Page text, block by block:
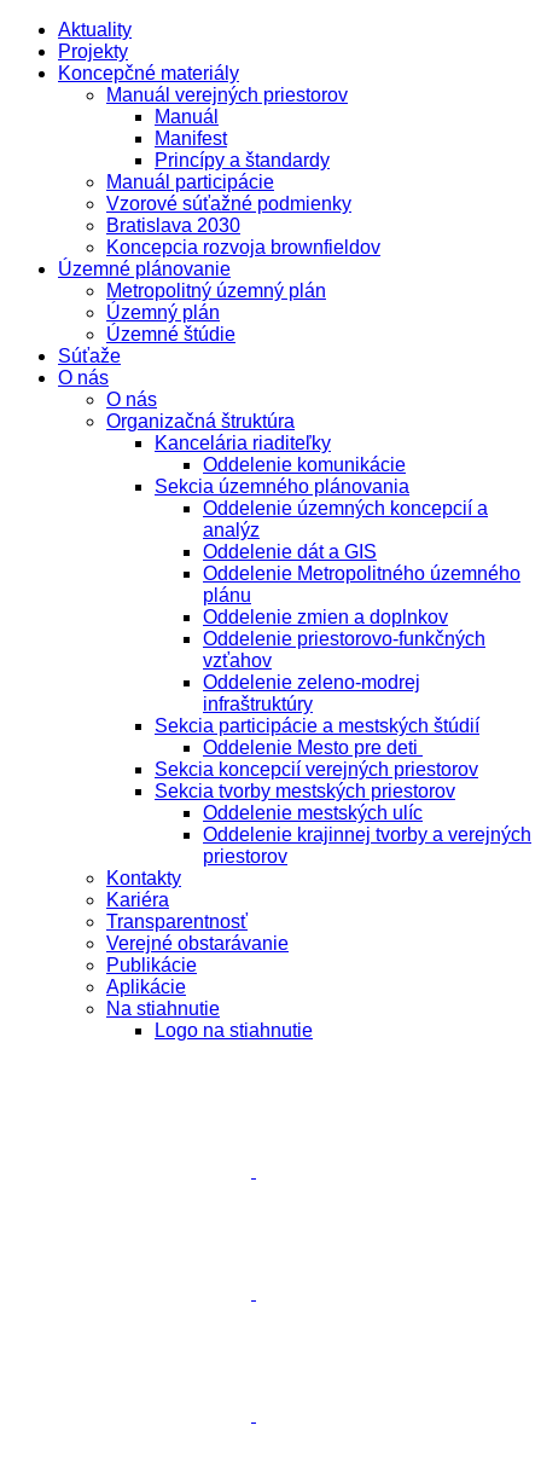
Aktuality
Projekty
Koncepčné materiály
Manuál verejných priestorov
Manuál
Manifest
Princípy a štandardy
Manuál participácie
Vzorové súťažné podmienky
Bratislava 2030
Koncepcia rozvoja brownfieldov
Územné plánovanie
Metropolitný územný plán
Územný plán
Územné štúdie
Súťaže
O nás
O nás
Organizačná štruktúra
Kancelária riaditeľky
Oddelenie komunikácie
Sekcia územného plánovania
Oddelenie územných koncepcií a
analýz
Oddelenie dát a GIS
Oddelenie Metropolitného územného
plánu
Oddelenie zmien a doplnkov
Oddelenie priestorovo-funkčných
vzťahov
Oddelenie zeleno-modrej
infraštruktúry
Sekcia participácie a mestských štúdií
Oddelenie Mesto pre deti
Sekcia koncepcií verejných priestorov
Sekcia tvorby mestských priestorov
Oddelenie mestských ulíc
Oddelenie krajinnej tvorby a verejných
priestorov
Kontakty
Kariéra
Transparentnosť
Verejné obstarávanie
Publikácie
Aplikácie
Na stiahnutie
Logo na stiahnutie